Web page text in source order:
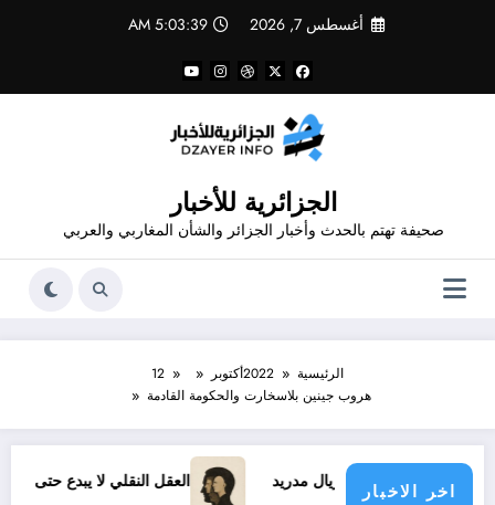
أغسطس 7, 2026 5:03:40 AM
الجزائرية للأخبار
صحيفة تهتم بالحدث وأخبار الجزائر والشأن المغاربي والعربي
الرئيسية 2022أكتوبر
12
هروب جينين بلاسخارت والحكومة القادمة
اخر الاخبار
مع ريال مدريد العقل النقلي لا يبدع حتى في تجارب